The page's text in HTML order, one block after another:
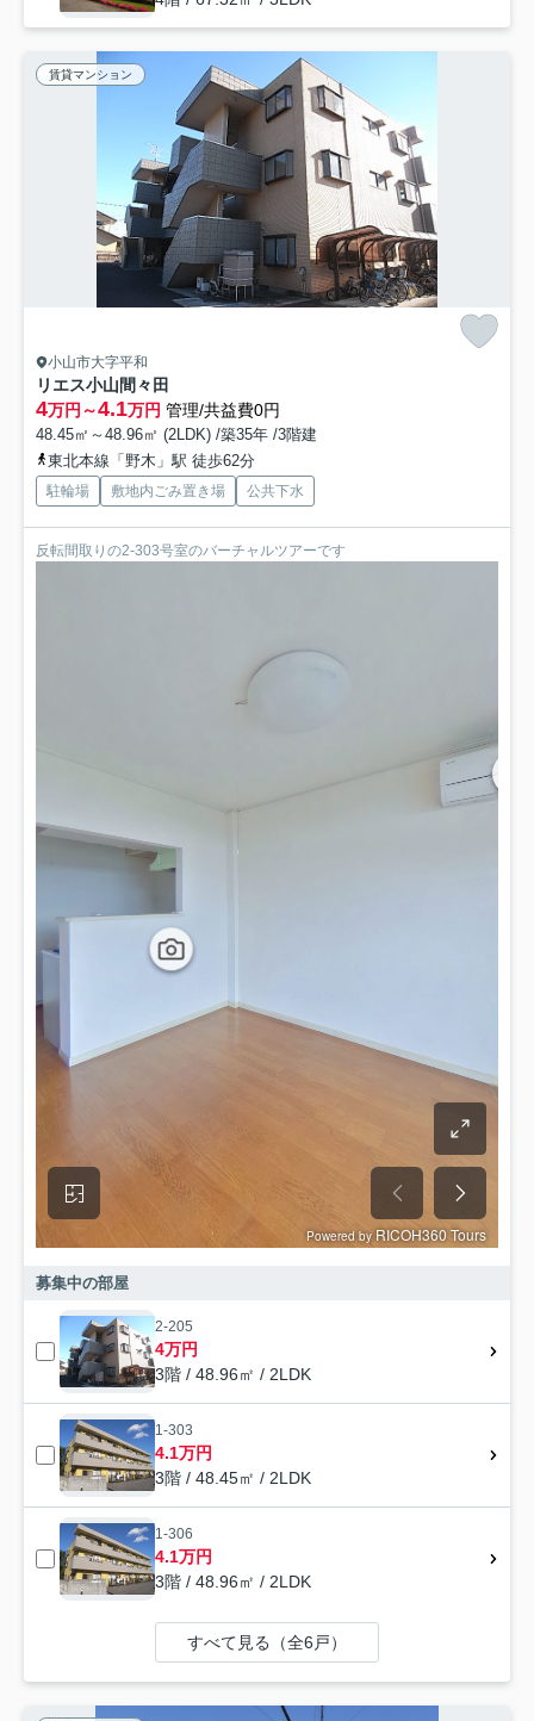
賃貸マンション
小山市大字平和
リエス小山間々田
4万円～4.1万円 管理/共益費0円
48.45㎡～48.96㎡ (2LDK) /築35年 /3階建
東北本線「野木」駅 徒歩62分
駐輪場 敷地内ごみ置き場 公共下水
反転間取りの2-303号室のバーチャルツアーです
募集中の部屋
2-205
4万円
3階 / 48.96㎡ / 2LDK
1-303
4.1万円
3階 / 48.45㎡ / 2LDK
1-306
4.1万円
3階 / 48.96㎡ / 2LDK
すべて見る（全6戸）